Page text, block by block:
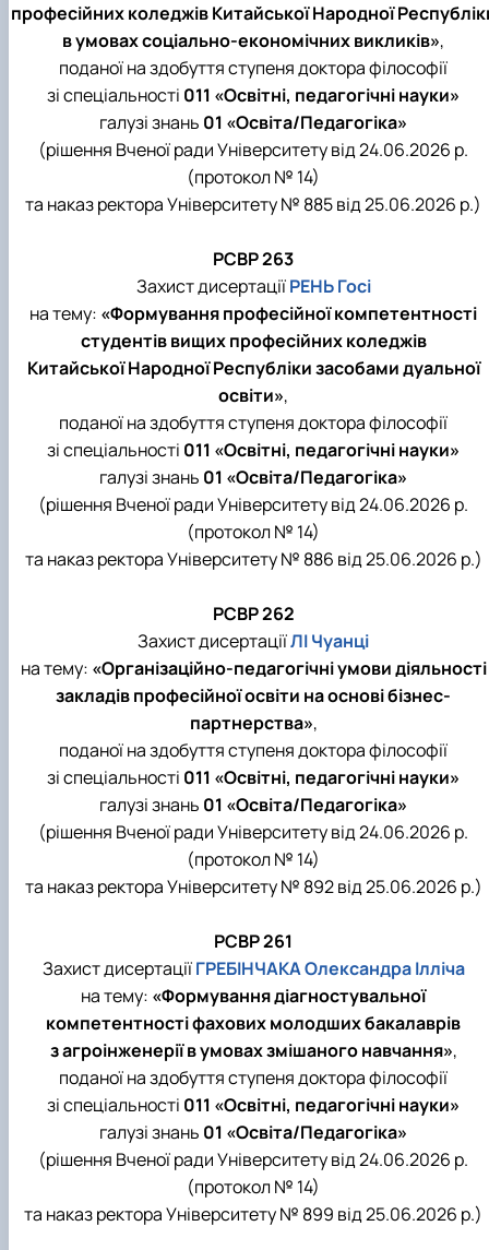
професійних коледжів Китайської Народної
в умовах соціально-економічних викликів»,
поданої на здобуття ступеня доктора філософії
зі спеціальності 011 «Освітні, педагогічні науки»
галузі знань 01 «Освіта/Педагогіка»
(рішення Вченої ради Університету від 24.06.2026 р.
(протокол № 14)
та наказ ректора Університету № 885 від 25.06.2026 р.)
РСВР 263
Захист дисертаціїРЕНЬ Госі
на тему: «Формування професійної компетентності
студентів вищих професійних коледжів
Китайської Народної Республіки засобами дуальної
освіти»,
поданої на здобуття ступеня доктора філософії
зі спеціальності 011 «Освітні, педагогічні науки»
галузі знань 01 «Освіта/Педагогіка»
(рішення Вченої ради Університету від 24.06.2026 р.
(протокол № 14)
та наказ ректора Університету № 886 від 25.06.2026 р.)
РСВР 262
Захист дисертаціїЛІ Чуанці
на тему: «Організаційно-педагогічні умови діяльності
закладів професійної освіти на основі бізнес-
партнерства»,
поданої на здобуття ступеня доктора філософії
зі спеціальності 011 «Освітні, педагогічні науки»
галузі знань 01 «Освіта/Педагогіка»
(рішення Вченої ради Університету від 24.06.2026 р.
(протокол № 14)
та наказ ректора Університету № 892 від 25.06.2026 р.)
РСВР 261
Захист дисертаціїГРЕБІНЧАКА Олександра Ілліча
на тему: «Формування діагностувальної
компетентності фахових молодших бакалаврів
з агроінженерії в умовах змішаного навчання»,
поданої на здобуття ступеня доктора філософії
зі спеціальності 011 «Освітні, педагогічні науки»
галузі знань 01 «Освіта/Педагогіка»
(рішення Вченої ради Університету від 24.06.2026 р.
(протокол № 14)
та наказ ректора Університету № 899 від 25.06.2026 р.)